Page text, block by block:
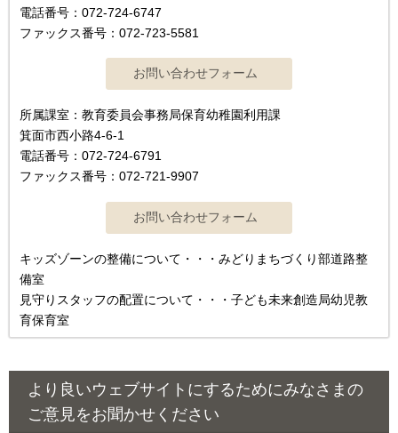
電話番号：072-724-6747
ファックス番号：072-723-5581
所属課室：教育委員会事務局保育幼稚園利用課
箕面市西小路4‐6‐1
電話番号：072-724-6791
ファックス番号：072-721-9907
キッズゾーンの整備について・・・みどりまちづくり部道路整
備室
見守りスタッフの配置について・・・子ども未来創造局幼児教
育保育室
より良いウェブサイトにするためにみなさまの
ご意見をお聞かせください